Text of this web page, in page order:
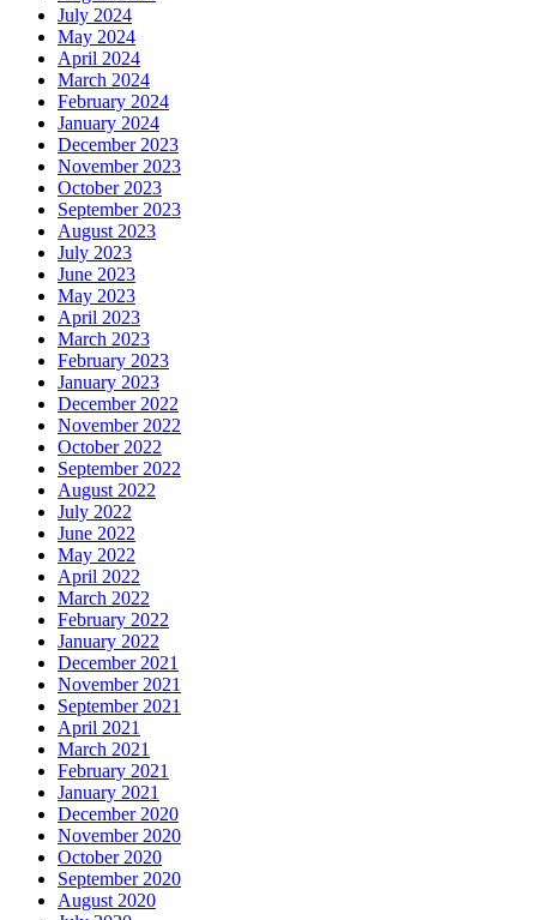
July 2024
May 2024
April 2024
March 2024
February 2024
January 2024
December 2023
November 2023
October 2023
September 2023
August 2023
July 2023
June 2023
May 2023
April 2023
March 2023
February 2023
January 2023
December 2022
November 2022
October 2022
September 2022
August 2022
July 2022
June 2022
May 2022
April 2022
March 2022
February 2022
January 2022
December 2021
November 2021
September 2021
April 2021
March 2021
February 2021
January 2021
December 2020
November 2020
October 2020
September 2020
August 2020